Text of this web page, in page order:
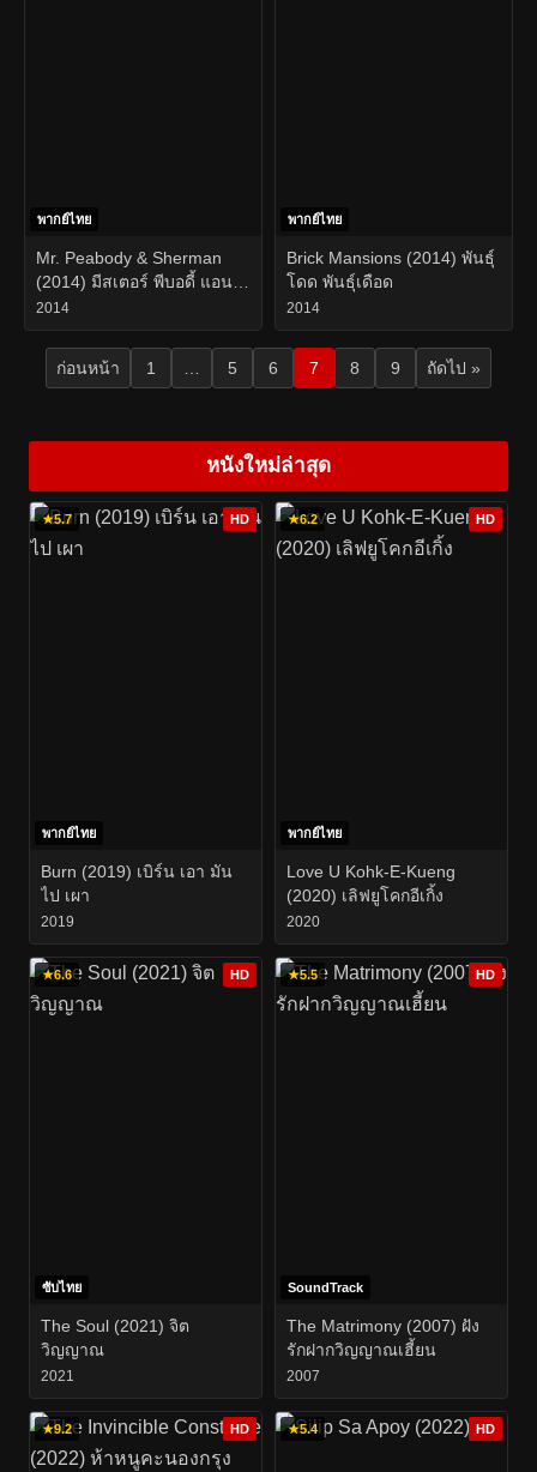
พากย์ไทย
Mr. Peabody & Sherman
(2014) มีสเตอร์ พีบอดี้ แอนด์
เชอร์แมน
2014
พากย์ไทย
Brick Mansions (2014) พันธุ์
โดด พันธุ์เดือด
2014
ก่อนหน้า 1 5 6 7 8 9 ถัดไป »
หนังใหม่ล่าสุด
★5.7 HD
พากย์ไทย
Burn (2019) เบิร์น เอา มัน
ไป เผา
2019
★6.2 HD
พากย์ไทย
Love U Kohk-E-Kueng
(2020) เลิฟยูโคกอีเกิ้ง
2020
★6.6 HD
ซับไทย
The Soul (2021) จิต
วิญญาณ
2021
★5.5 HD
SoundTrack
The Matrimony (2007) ฝัง
รักฝากวิญญาณเฮี้ยน
2007
★9.2 HD ★5.4 HD